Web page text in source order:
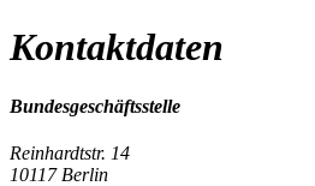
Kontaktdaten
Bundesgeschäftsstelle
Reinhardtstr. 14
10117 Berlin